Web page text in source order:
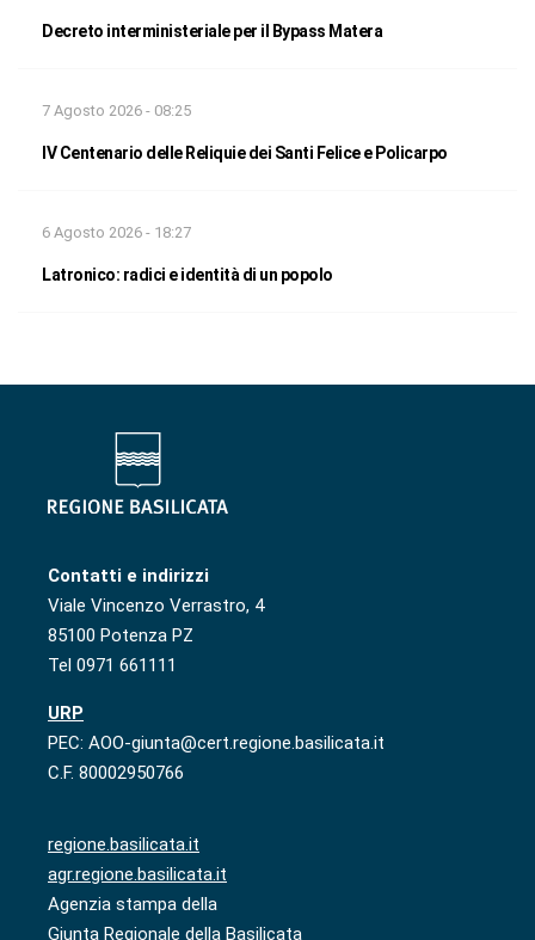
Decreto interministeriale per il Bypass Matera
7 Agosto 2026 - 08:25
IV Centenario delle Reliquie dei Santi Felice e Policarpo
6 Agosto 2026 - 18:27
Latronico: radici e identità di un popolo
Contatti e indirizzi
Viale Vincenzo Verrastro, 4
85100 Potenza PZ
Tel 0971 661111
URP
PEC: AOO-giunta@cert.regione.basilicata.it
C.F. 80002950766
regione.basilicata.it
agr.regione.basilicata.it
Agenzia stampa della
Giunta Regionale della Basilicata